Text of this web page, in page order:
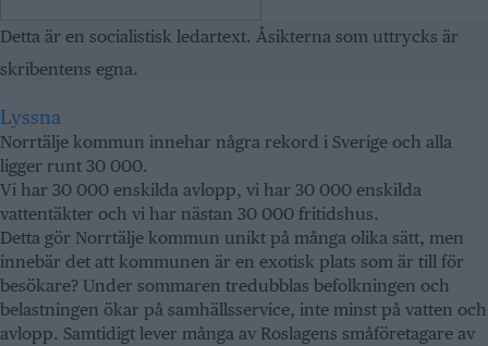
Detta är en socialistisk ledartext. Åsikterna som uttrycks är
skribentens egna.
Lyssna
Norrtälje kommun innehar några rekord i Sverige och alla
ligger runt 30 000.
Vi har 30 000 enskilda avlopp, vi har 30 000 enskilda
vattentäkter och vi har nästan 30 000 fritidshus.
Detta gör Norrtälje kommun unikt på många olika sätt, men
innebär det att kommunen är en exotisk plats som är till för
besökare? Under sommaren tredubblas befolkningen och
belastningen ökar på samhällsservice, inte minst på vatten och
avlopp. Samtidigt lever många av Roslagens småföretagare av